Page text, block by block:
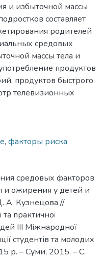
и избыточной массы
составляет
родителей
средовых
массы тела и
продуктов
продуктов быстрого
телевизионных
, факторы риска
средовых факторов
и ожирения у детей и
А. Кузнецова //
практичної
ІІІ Міжнародної
студентів та молодих
р. – Суми, 2015. – С.